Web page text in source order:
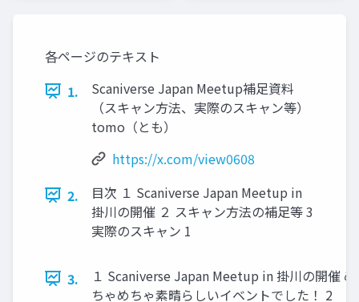
各ページのテキスト
1.
Scaniverse Japan Meetup補足資料
（スキャン方法、実際のスキャン等）
tomo（とも）
https://x.com/view0608
2.
目次 １ Scaniverse Japan Meetup in
掛川の開催 ２ スキャン方法の補足等 3
実際のスキャン 1
3.
１ Scaniverse Japan Meetup in 掛川の開催 め
ちゃめちゃ素晴らしいイベントでした！ 2